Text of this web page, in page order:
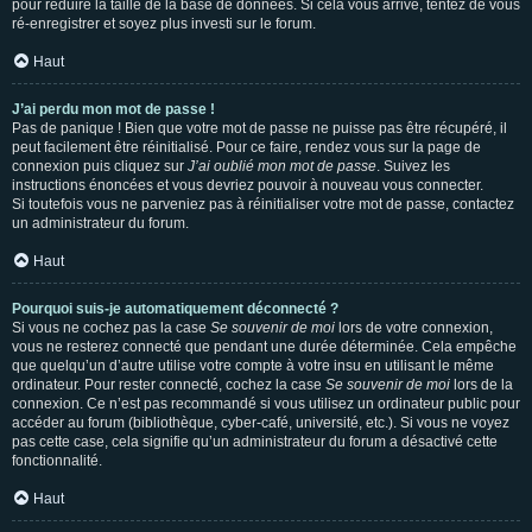
pour réduire la taille de la base de données. Si cela vous arrive, tentez de vous
ré-enregistrer et soyez plus investi sur le forum.
Haut
J’ai perdu mon mot de passe !
Pas de panique ! Bien que votre mot de passe ne puisse pas être récupéré, il
peut facilement être réinitialisé. Pour ce faire, rendez vous sur la page de
connexion puis cliquez sur J’ai oublié mon mot de passe. Suivez les
instructions énoncées et vous devriez pouvoir à nouveau vous connecter.
Si toutefois vous ne parveniez pas à réinitialiser votre mot de passe, contactez
un administrateur du forum.
Haut
Pourquoi suis-je automatiquement déconnecté ?
Si vous ne cochez pas la case Se souvenir de moi lors de votre connexion,
vous ne resterez connecté que pendant une durée déterminée. Cela empêche
que quelqu’un d’autre utilise votre compte à votre insu en utilisant le même
ordinateur. Pour rester connecté, cochez la case Se souvenir de moi lors de la
connexion. Ce n’est pas recommandé si vous utilisez un ordinateur public pour
accéder au forum (bibliothèque, cyber-café, université, etc.). Si vous ne voyez
pas cette case, cela signifie qu’un administrateur du forum a désactivé cette
fonctionnalité.
Haut